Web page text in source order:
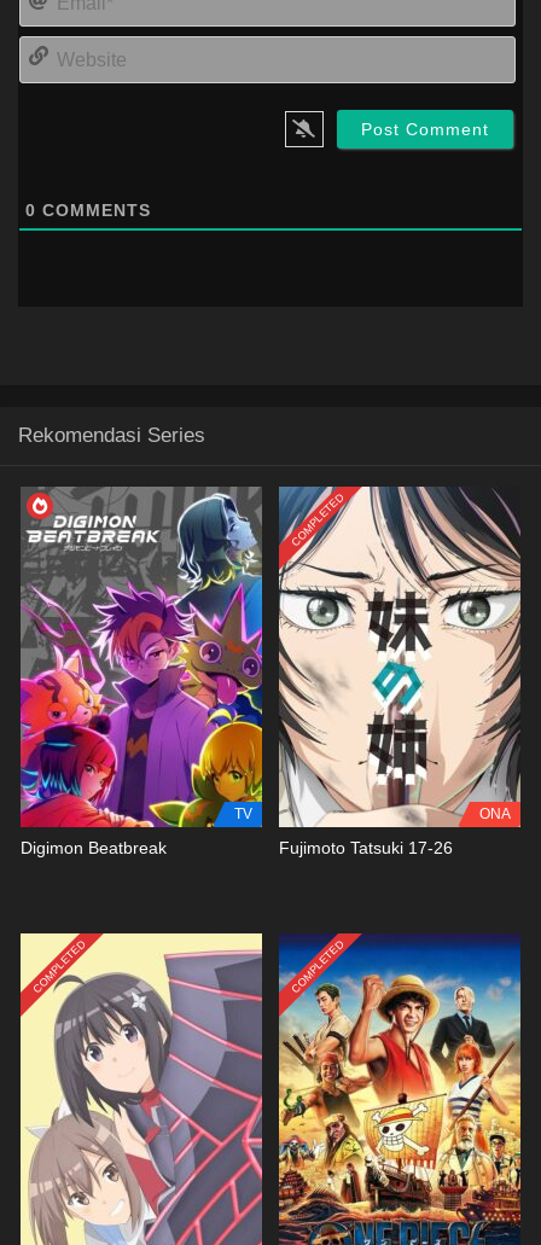
0 COMMENTS
Rekomendasi Series
TV
Digimon Beatbreak
COMPLETED
ONA
Fujimoto Tatsuki 17-26
COMPLETED COMPLETED